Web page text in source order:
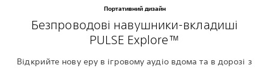
Портативний дизайн
Безпроводові навушники-вкладиші
PULSE Explore™
Відкрийте нову еру в ігровому аудіо вдома та в дорозі з